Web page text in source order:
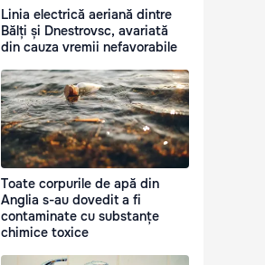
Linia electrică aeriană dintre
Bălți și Dnestrovsc, avariată
din cauza vremii nefavorabile
Toate corpurile de apă din
Anglia s-au dovedit a fi
contaminate cu substanțe
chimice toxice